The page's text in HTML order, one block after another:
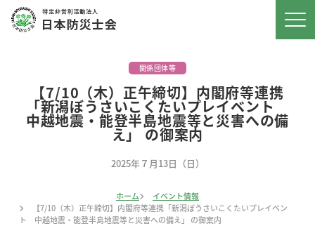
関係団体等
【7/10（木）正午締切】内閣府等連携
「新潟ぼうさいこくたいプレイベント
中越地震・能登半島地震等と災害への備
え」 の御案内
2025年７月13日（日）
ホーム
イベント情報
【7/10（木）正午締切】内閣府等連携「新潟ぼうさいこくたいプレイベン
ト 中越地震・能登半島地震等と災害への備え」 の御案内